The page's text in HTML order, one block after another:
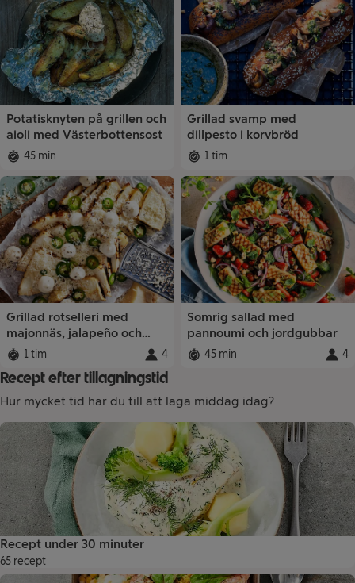
Potatisknyten på grillen och
aioli med Västerbottensost
Total tid:
45 min
Grillad svamp med
dillpesto i korvbröd
Total tid
1 tim
Grillad rotselleri med
majonnäs, jalapeño och
parmesan
Total tid
1 tim Portioner:
4
Somrig sallad med
pannoumi och jordgubbar
Total tid:
45 min 4
Recept efter tillagningstid
Hur mycket tid har du till att laga middag idag?
Receptsamlingar
Recept under 30 minuter
65 recept